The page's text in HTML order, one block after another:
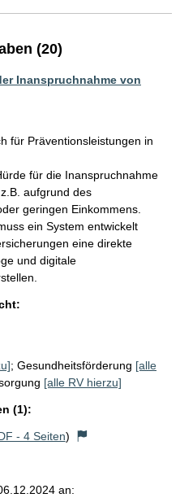
(20)
Inanspruchnahme von
für Präventionsleistungen in
für die Inanspruchnahme
aufgrund des
geringen Einkommens.
ein System entwickelt
eine direkte
und digitale
; Gesundheitsförderung [alle
[alle RV hierzu]
(1):
- 4 Seiten)
an: